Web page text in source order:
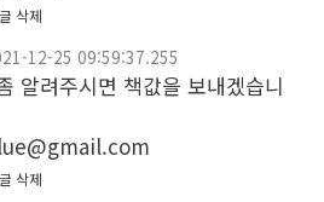
삭제
12-25 09:59:37.255
알려주시면 책값을 보내겠습니
삭제